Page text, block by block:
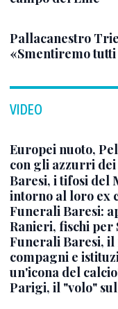
Pallacanestro
«Smentiremo
VIDEO
Europei nuoto,
con gli azzurri
Baresi, i tifosi del
intorno al loro ex
Funerali Baresi:
Ranieri, fischi per
Funerali Baresi,
compagni e
un'icona del
Parigi, il "volo"